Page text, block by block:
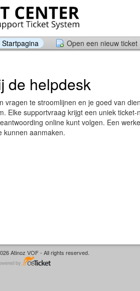
Open een nieuw ticket
de helpdesk
vragen te stroomlijnen en je goed van
Elke supportvraag krijgt een uniek
online kunt volgen. Een
kunnen aanmaken.
Atinoz VOF - All rights reserved.